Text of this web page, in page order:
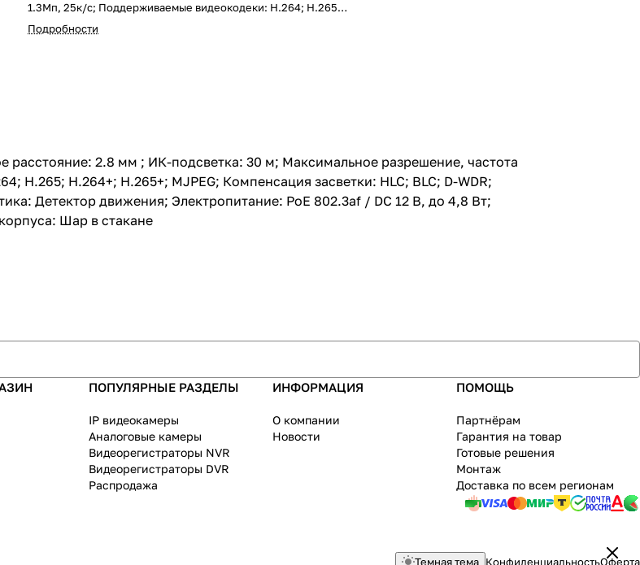
1.3Мп, 25к/с; Поддерживаемые видеокодеки: H.264; H.265;
H.264+; H.265+; MJPEG; Компенсация засветки: HLC; BLC; D-
WDR; Система шумоподавления: 3D DNR; Дополнительно:
Подробности
2.8 мм ; ИК-подсветка: 30 м; Максимальное разрешение, частота
H.264+; H.265+; MJPEG; Компенсация засветки: HLC; BLC; D-WDR;
Детектор движения; Электропитание: PoE 802.3af / DC 12 В, до 4,8 Вт;
Шар в стакане
ПОПУЛЯРНЫЕ РАЗДЕЛЫ
IP видеокамеры
Аналоговые камеры
Видеорегистраторы NVR
Видеорегистраторы DVR
Распродажа
ИНФОРМАЦИЯ
О компании
Новости
ПОМОЩЬ
Партнёрам
Гарантия на товар
Готовые решения
Монтаж
Доставка по всем регионам
Темная тема КонфиденциальностьОферта